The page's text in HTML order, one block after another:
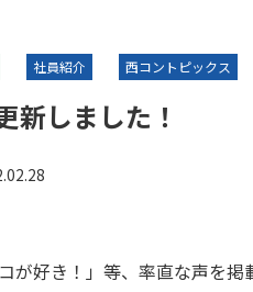
社員紹介 西コントピックス
新しました！
好き！」等、率直な声を掲